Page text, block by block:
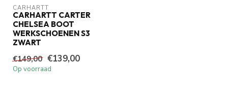
CARHARTT
CARHARTT CARTER
CHELSEA BOOT
WERKSCHOENEN S3
ZWART
€149,00 €139,00
Op voorraad